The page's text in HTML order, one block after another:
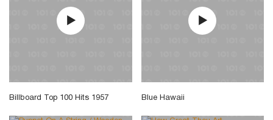
Billboard Top 100 Hits 1957 Blue Hawaii